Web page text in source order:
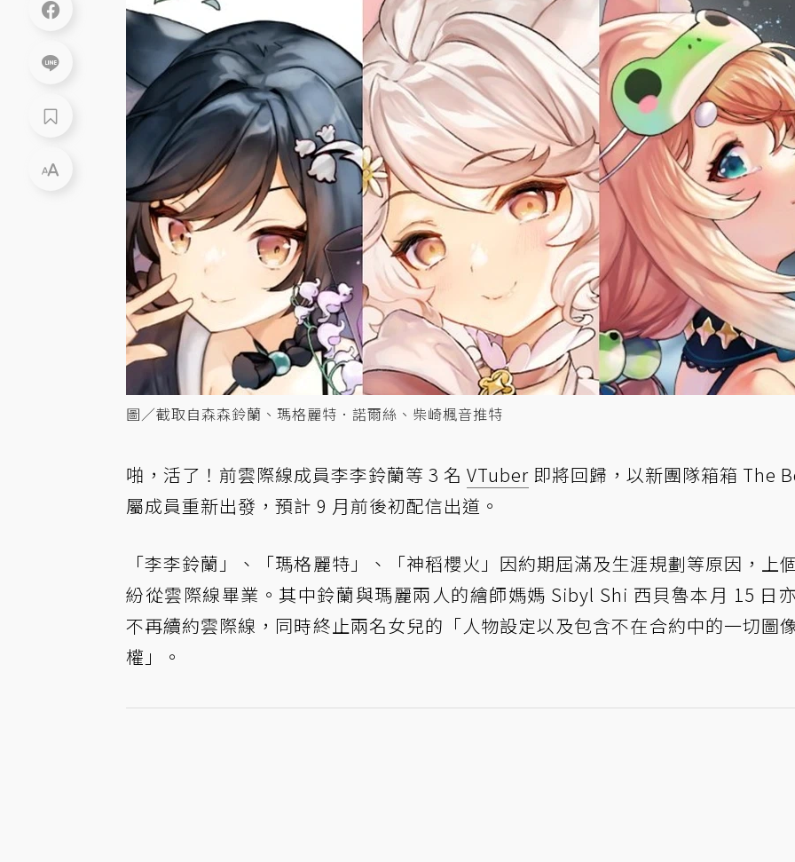
圖／截取自森森鈴蘭、瑪格麗特．諾爾絲、柴崎楓音推特
啪，活了！前雲際線成員李李鈴蘭等 3 名 VTuber 即將回歸，以新團隊箱箱 The
屬成員重新出發，預計 9 月前後初配信出道。
「李李鈴蘭」、「瑪格麗特」、「神稻櫻火」因約期屆滿及生涯規劃等原因，上
紛從雲際線畢業。其中鈴蘭與瑪麗兩人的繪師媽媽 Sibyl Shi 西貝魯本月 15 日
不再續約雲際線，同時終止兩名女兒的「人物設定以及包含不在合約中的一切圖
權」。